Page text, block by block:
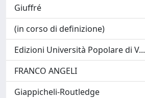
Giuffré
(in corso di definizione)
Edizioni Università Popolare di V...
FRANCO ANGELI
Giappicheli-Routledge